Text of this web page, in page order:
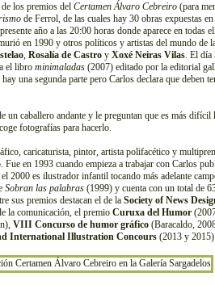
los premios del Certamen Álvaro Cebreiro (para
de Ferrol, de las cuales hay 30 obras expuestas
año a las 20:00 horas donde aparece en todas
en 1990 y otros políticos y artistas del mundo de
, Rosalía de Castro y Xoxé Neiras Vilas. El día
el libro minimaladas (2007) editado por la editorial
una segunda parte pero Carlos declara que deben
caballero andante y le preguntan que es más difícil
fotografías para hacerlo.
caricaturista, pintor, artista polifacético y
en 1993 cuando empieza a trabajar con Carlos
el 2000 es ilustrador infantil tocando más adelante
Sobran las palabras (1999) y cuenta con un total de
sus premios destacan el de la Society of News
la comunicación, el premio Curuxa del Humor
VIII Concurso de humor gráfico (Baracaldo,
International Illustration Concours (2013 y